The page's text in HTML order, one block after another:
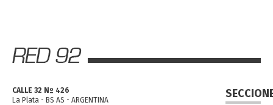
CALLE 32 Nº 426
La Plata - BS AS - ARGENTINA